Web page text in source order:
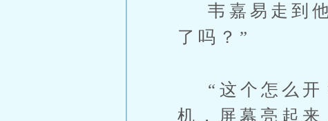
韦嘉易走到他
了吗？”
“这个怎么开
机，屏幕亮起来